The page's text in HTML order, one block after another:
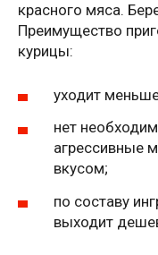
красного мяса.
Преимущество
курицы:
уходит
нет
агрессивные
вкусом;
по составу
выходит